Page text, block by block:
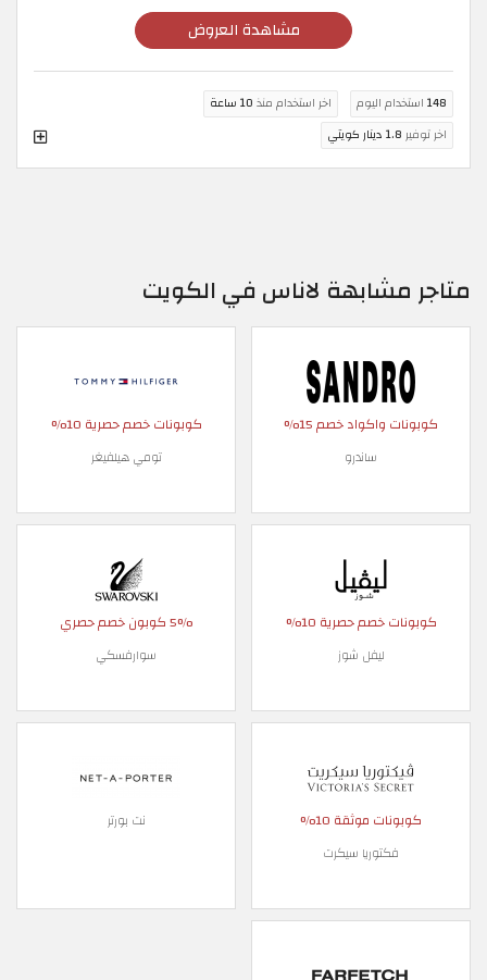
مشاهدة العروض
148 استخدام اليوم اخر استخدام منذ 10 ساعة
اخر توفير 1.8 دينار كويتي
متاجر مشابهة لاناس في الكويت
كوبونات واكواد خصم 15%
ساندرو
كوبونات خصم حصرية 10%
تومي هيلفيغر
كوبونات خصم حصرية 10%
ليفل شوز
5% كوبون خصم حصري
سوارفسكي
كوبونات موثقة 10%
فكتوريا سيكرت
نت بورتر